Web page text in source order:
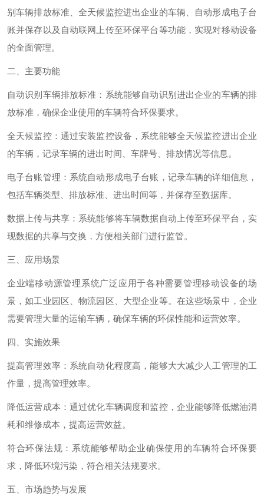
别车辆排放标准、全天候监控进出企业的车辆、自动形成电子台
账并保存以及自动联网上传至环保平台等功能，实现对移动设备
的全面管理。
二、主要功能
自动识别车辆排放标准：系统能够自动识别进出企业的车辆的排
放标准，确保企业使用的车辆符合环保要求。
全天候监控：通过安装监控设备，系统能够全天候监控进出企业
的车辆，记录车辆的进出时间、车牌号、排放情况等信息。
电子台账管理：系统自动形成电子台账，记录车辆的详细信息，
包括车辆类型、排放标准、进出时间等，并保存至数据库。
数据上传与共享：系统能够将车辆数据自动上传至环保平台，实
现数据的共享与交换，方便相关部门进行监管。
三、应用场景
企业端移动源管理系统广泛应用于各种需要管理移动设备的场
景，如工业园区、物流园区、大型企业等。在这些场景中，企业
需要管理大量的运输车辆，确保车辆的环保性能和运营效率。
四、实施效果
提高管理效率：系统自动化程度高，能够大大减少人工管理的工
作量，提高管理效率。
降低运营成本：通过优化车辆调度和监控，企业能够降低燃油消
耗和维修成本，提高运营效益。
符合环保法规：系统能够帮助企业确保使用的车辆符合环保要
求，降低环境污染，符合相关法规要求。
五、市场趋势与发展